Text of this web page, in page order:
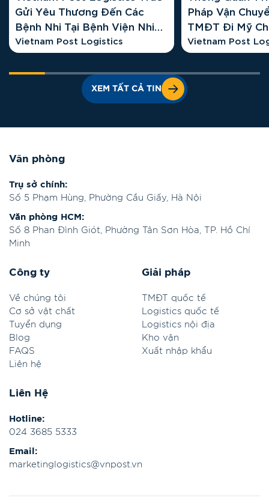
Gửi Yêu Thương Đến Các
Bệnh Nhi Tại Bệnh Viện Nhi
Hà Nội
Vietnam Post Logistics
Pháp Vận
TMĐT Đi Mỹ
Vietnam Post
Vietnam Post
XEM TẤT CẢ TIN
Văn phòng
Trụ sở chính:
Số 5 Phạm Hùng, Phường Cầu Giấy, Hà Nội
Văn phòng HCM:
Số 8 Phan Đình Giót, Phường Tân Sơn Hòa, TP. Hồ Chí
Minh
Liên Hệ
Hotline:
024 3685 5333
Email:
marketinglogistics@vnpost.vn
Công ty
Về chúng tôi
Cơ sở vật chất
Tuyển dụng
Blog
FAQS
Liên hệ
Giải pháp
TMĐT quốc tế
Logistics quốc tế
Logistics nội địa
Kho vận
Xuất nhập khẩu